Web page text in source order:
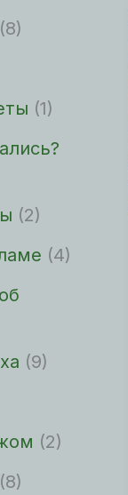
(8)
(1)
(2)
(4)
(9)
(2)
(8)